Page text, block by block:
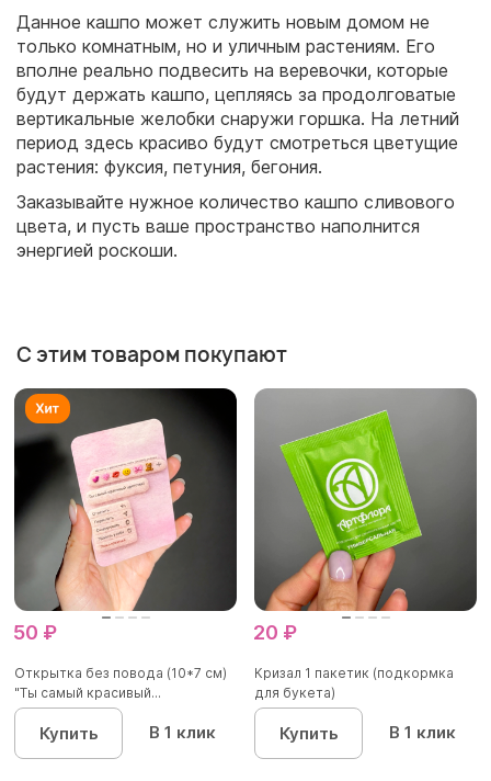
Данное кашпо может служить новым домом не
только комнатным, но и уличным растениям. Его
вполне реально подвесить на веревочки, которые
будут держать кашпо, цепляясь за продолговатые
вертикальные желобки снаружи горшка. На летний
период здесь красиво будут смотреться цветущие
растения: фуксия, петуния, бегония.
Заказывайте нужное количество кашпо сливового
цвета, и пусть ваше пространство наполнится
энергией роскоши.
С этим товаром покупают
50 ₽
Открытка без повода (10*7 см)
"Ты самый красивый...
Купить В 1 клик
20 ₽
Кризал 1 пакетик (подкормка
для букета)
Купить В 1 клик